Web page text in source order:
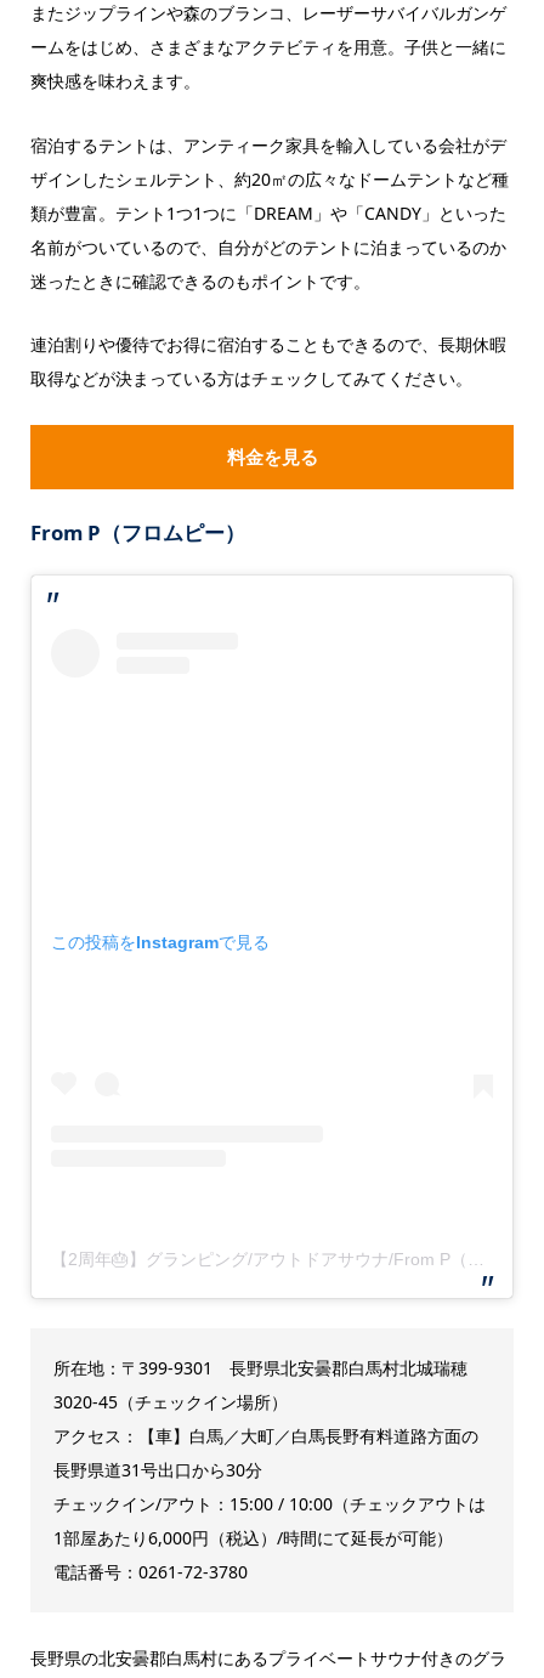
またジップラインや森のブランコ、レーザーサバイバルガンゲ
ームをはじめ、さまざまなアクテビティを用意。子供と一緒に
爽快感を味わえます。
宿泊するテントは、アンティーク家具を輸入している会社がデ
ザインしたシェルテント、約20㎡の広々なドームテントなど種
類が豊富。テント1つ1つに「DREAM」や「CANDY」といった
名前がついているので、自分がどのテントに泊まっているのか
迷ったときに確認できるのもポイントです。
連泊割りや優待でお得に宿泊することもできるので、長期休暇
取得などが決まっている方はチェックしてみてください。
料金を見る
From P（フロムピー）
この投稿をInstagramで見る
【2周年🎂】グランピング/アウトドアサウナ/From P（フロムピー）(@fromp_hakuba)がシェアした投稿
所在地：〒399-9301 長野県北安曇郡白馬村北城瑞穂
3020-45（チェックイン場所）
アクセス：【車】白馬／大町／白馬長野有料道路方面の
長野県道31号出口から30分
チェックイン/アウト：15:00 / 10:00（チェックアウトは
1部屋あたり6,000円（税込）/時間にて延長が可能）
電話番号：0261-72-3780
長野県の北安曇郡白馬村にあるプライベートサウナ付きのグラ